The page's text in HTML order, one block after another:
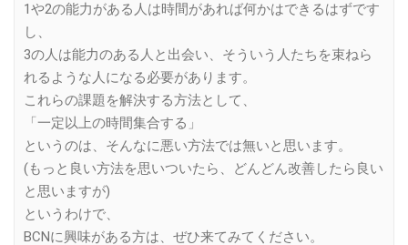
1や2の能力がある人は時間があれば何かはできるはずです
し、
3の人は能力のある人と出会い、そういう人たちを束ねら
れるような人になる必要があります。
これらの課題を解決する方法として、
「一定以上の時間集合する」
というのは、そんなに悪い方法では無いと思います。
(もっと良い方法を思いついたら、どんどん改善したら良い
と思いますが)
というわけで、
BCNに興味がある方は、ぜひ来てみてください。